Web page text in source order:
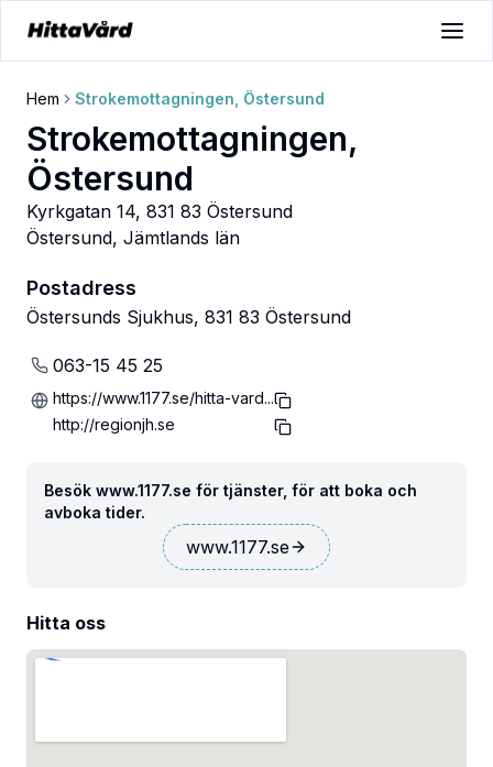
Hem Strokemottagningen, Östersund
Strokemottagningen,
Östersund
Kyrkgatan 14, 831 83 Östersund
Östersund, Jämtlands län
Postadress
Östersunds Sjukhus, 831 83 Östersund
063-15 45 25
https://www.1177.se/hitta-vard...
http://regionjh.se
Besök www.1177.se för tjänster, för att boka och
avboka tider.
www.1177.se
Hitta oss